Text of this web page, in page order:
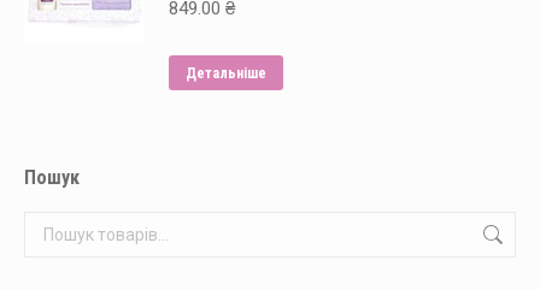
849.00 ₴
Детальніше
Пошук